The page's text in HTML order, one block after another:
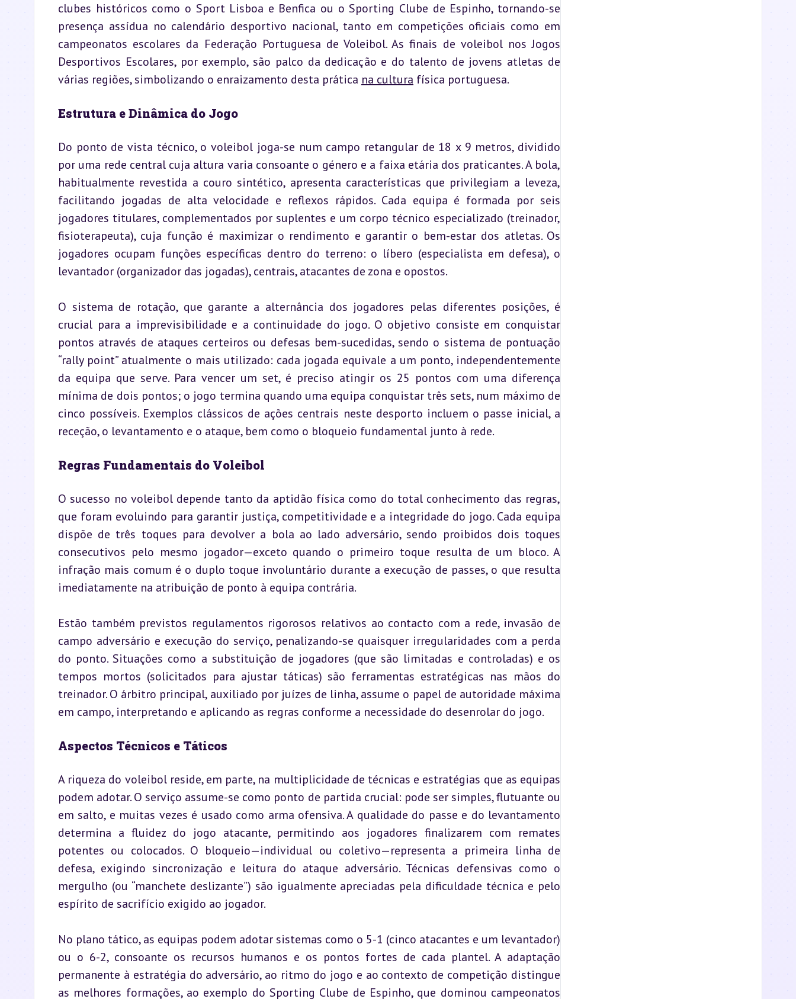
clubes históricos como o Sport Lisboa e Benfica ou o Sporting Clube de Espinho, tornando-se
presença assídua no calendário desportivo nacional, tanto em competições oficiais como em
campeonatos escolares da Federação Portuguesa de Voleibol. As finais de voleibol nos Jogos
Desportivos Escolares, por exemplo, são palco da dedicação e do talento de jovens atletas de
várias regiões, simbolizando o enraizamento desta prática na cultura física portuguesa.
Estrutura e Dinâmica do Jogo
Do ponto de vista técnico, o voleibol joga-se num campo retangular de 18 x 9 metros, dividido
por uma rede central cuja altura varia consoante o género e a faixa etária dos praticantes. A bola,
habitualmente revestida a couro sintético, apresenta características que privilegiam a leveza,
facilitando jogadas de alta velocidade e reflexos rápidos. Cada equipa é formada por seis
jogadores titulares, complementados por suplentes e um corpo técnico especializado (treinador,
fisioterapeuta), cuja função é maximizar o rendimento e garantir o bem-estar dos atletas. Os
jogadores ocupam funções específicas dentro do terreno: o líbero (especialista em defesa), o
levantador (organizador das jogadas), centrais, atacantes de zona e opostos.
O sistema de rotação, que garante a alternância dos jogadores pelas diferentes posições, é
crucial para a imprevisibilidade e a continuidade do jogo. O objetivo consiste em conquistar
pontos através de ataques certeiros ou defesas bem-sucedidas, sendo o sistema de pontuação
“rally point” atualmente o mais utilizado: cada jogada equivale a um ponto, independentemente
da equipa que serve. Para vencer um set, é preciso atingir os 25 pontos com uma diferença
mínima de dois pontos; o jogo termina quando uma equipa conquistar três sets, num máximo de
cinco possíveis. Exemplos clássicos de ações centrais neste desporto incluem o passe inicial, a
receção, o levantamento e o ataque, bem como o bloqueio fundamental junto à rede.
Regras Fundamentais do Voleibol
O sucesso no voleibol depende tanto da aptidão física como do total conhecimento das regras,
que foram evoluindo para garantir justiça, competitividade e a integridade do jogo. Cada equipa
dispõe de três toques para devolver a bola ao lado adversário, sendo proibidos dois toques
consecutivos pelo mesmo jogador—exceto quando o primeiro toque resulta de um bloco. A
infração mais comum é o duplo toque involuntário durante a execução de passes, o que resulta
imediatamente na atribuição de ponto à equipa contrária.
Estão também previstos regulamentos rigorosos relativos ao contacto com a rede, invasão de
campo adversário e execução do serviço, penalizando-se quaisquer irregularidades com a perda
do ponto. Situações como a substituição de jogadores (que são limitadas e controladas) e os
tempos mortos (solicitados para ajustar táticas) são ferramentas estratégicas nas mãos do
treinador. O árbitro principal, auxiliado por juízes de linha, assume o papel de autoridade máxima
em campo, interpretando e aplicando as regras conforme a necessidade do desenrolar do jogo.
Aspectos Técnicos e Táticos
A riqueza do voleibol reside, em parte, na multiplicidade de técnicas e estratégias que as equipas
podem adotar. O serviço assume-se como ponto de partida crucial: pode ser simples, flutuante ou
em salto, e muitas vezes é usado como arma ofensiva. A qualidade do passe e do levantamento
determina a fluidez do jogo atacante, permitindo aos jogadores finalizarem com remates
potentes ou colocados. O bloqueio—individual ou coletivo—representa a primeira linha de
defesa, exigindo sincronização e leitura do ataque adversário. Técnicas defensivas como o
mergulho (ou “manchete deslizante”) são igualmente apreciadas pela dificuldade técnica e pelo
espírito de sacrifício exigido ao jogador.
No plano tático, as equipas podem adotar sistemas como o 5-1 (cinco atacantes e um levantador)
ou o 6-2, consoante os recursos humanos e os pontos fortes de cada plantel. A adaptação
permanente à estratégia do adversário, ao ritmo do jogo e ao contexto de competição distingue
as melhores formações, ao exemplo do Sporting Clube de Espinho, que dominou campeonatos